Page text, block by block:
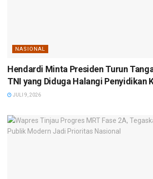
NASIONAL
Hendardi Minta Presiden Turun
TNI yang Diduga Halangi Penyidikan
JULI 9, 2026